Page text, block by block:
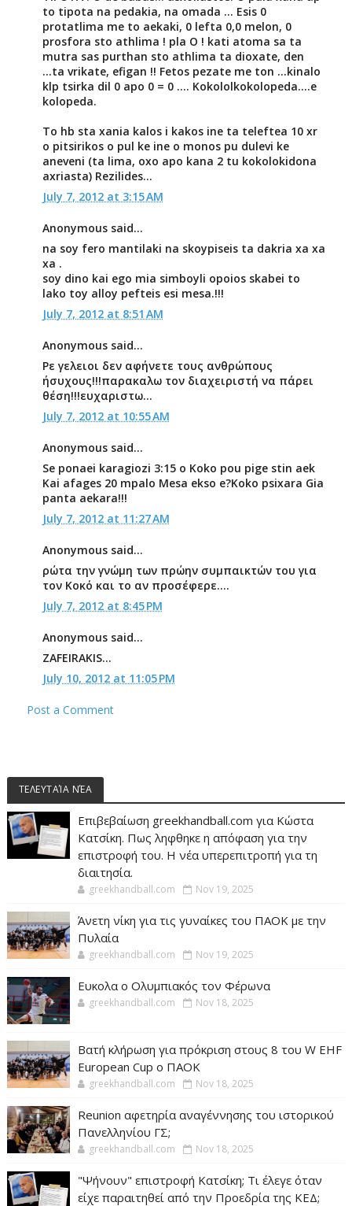
to tipota na pedakia, na omada ... Esis 0
protatlima me to aekaki, 0 lefta 0,0 melon, 0
prosfora sto athlima ! pla O ! kati atoma sa ta
mutra sas purthan sto athlima ta dioxate, den
...ta vrikate, efigan !! Fetos pezate me ton ...kinalo
klp tsirka dil 0 apo 0 = 0 .... Kokololkokolopeda....e
kolopeda.
To hb sta xania kalos i kakos ine ta teleftea 10 xr
o pitsirikos o pul ke ine o monos pu dulevi ke
aneveni (ta lima, oxo apo kana 2 tu kokolokidona
axriasta) Rezilides...
July 7, 2012 at 3:15 AM
Anonymous said...
na soy fero mantilaki na skoypiseis ta dakria xa xa
xa .
soy dino kai ego mia simboyli opoios skabei to
lako toy alloy pefteis esi mesa.!!!
July 7, 2012 at 8:51 AM
Anonymous said...
Ρε γελειοι δεν αφήνετε τους ανθρώπους
ήσυχους!!!παρακαλω τον διαχειριστή να πάρει
θέση!!!ευχαριστω...
July 7, 2012 at 10:55 AM
Anonymous said...
Se ponaei karagiozi 3:15 o Koko pou pige stin aek
Kai afages 20 mpalo Mesa ekso e?Koko psixara Gia
panta aekara!!!
July 7, 2012 at 11:27 AM
Anonymous said...
ρώτα την γνώμη των πρώην συμπαικτών του για
τον Κοκό και το αν προσέφερε....
July 7, 2012 at 8:45 PM
Anonymous said...
ZAFEIRAKIS...
July 10, 2012 at 11:05 PM
Post a Comment
ΤΕΛΕΥΤΑΊΑ ΝΈΑ
Επιβεβαίωση greekhandball.com για Κώστα
Κατσίκη. Πως ληφθηκε η απόφαση για την
επιστροφή του. Η νέα υπερεπιτροπή για τη
διαιτησία.
greekhandball.com Nov 19, 2025
Άνετη νίκη για τις γυναίκες του ΠΑΟΚ με την
Πυλαία
greekhandball.com Nov 19, 2025
Ευκολα ο Ολυμπιακός τον Φέρωνα
greekhandball.com Nov 18, 2025
Βατή κλήρωση για πρόκριση στους 8 του W EHF
European Cup ο ΠΑΟΚ
greekhandball.com Nov 18, 2025
Reunion αφετηρία αναγέννησης του ιστορικού
Πανελληνίου ΓΣ;
greekhandball.com Nov 18, 2025
"Ψήνουν" επιστροφή Κατσίκη; Τι έλεγε όταν
είχε παραιτηθεί από την Προεδρία της ΚΕΔ;